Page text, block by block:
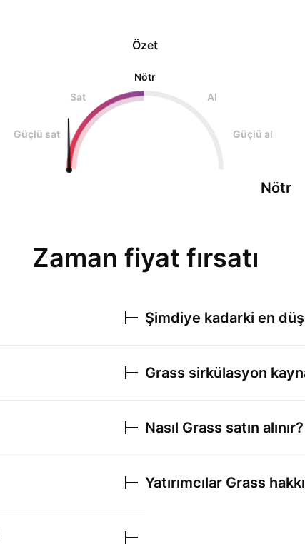
Özet
Nötr
Sat
Al
Güçlü sat Güçlü al
Nötr
Zaman fiyat fırsatı
Şimdiye kadarki en
Grass sirkülasyon
Nasıl Grass satın alınır?
Yatırımcılar Grass